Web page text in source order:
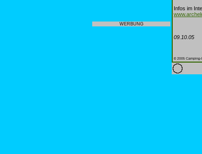
WERBUNG
Infos im
09.10.05
© 2005 Camping-